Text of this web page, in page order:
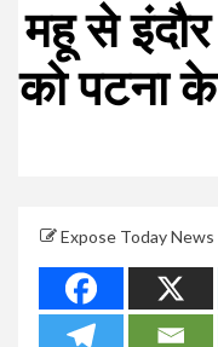
महू से
को पटना
Expose Today News